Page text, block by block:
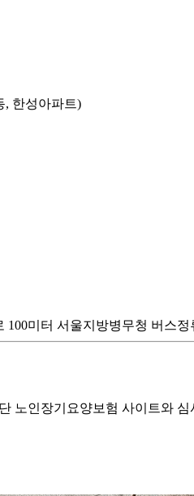
, 한성아파트)
미터 서울지방병무청 버스정
노인장기요양보험 사이트와